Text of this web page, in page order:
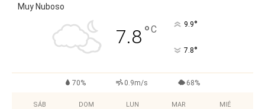
Muy Nuboso
7.8°C 9.9°
7.8°
70% 0.9m/s 68%
SÁB DOM LUN MAR MIÉ